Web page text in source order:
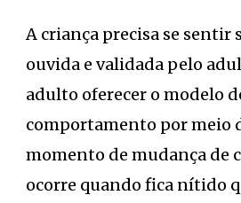
A criança precisa se sentir
ouvida e validada pelo
adulto oferecer o modelo
comportamento por meio
momento de mudança de
ocorre quando fica nítido